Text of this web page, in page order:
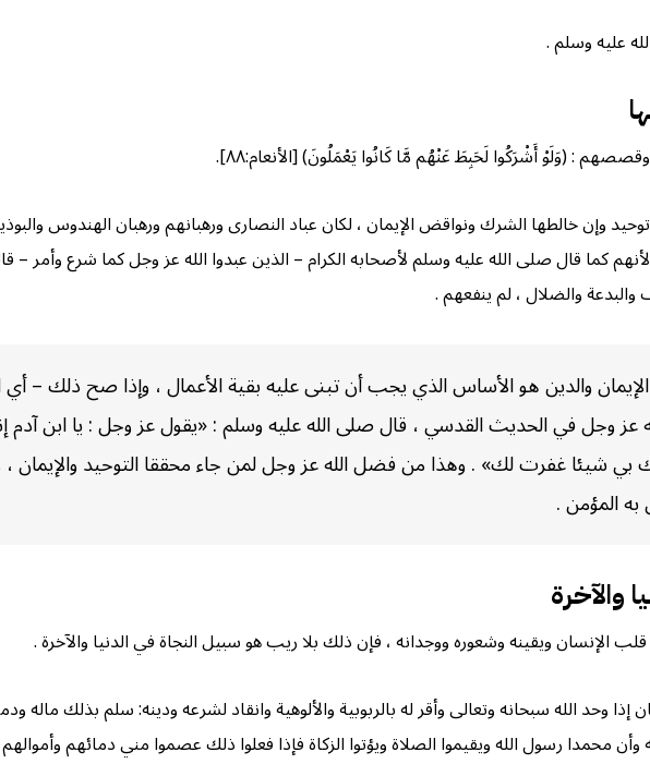
عليه وسلم .
: (وَلَوْ أَشْرَكُوا لَحَبِطَ عَنْهُم مَّا كَانُوا يَعْمَلُونَ) [الأنعام:٨٨].
وإن خالطها الشرك ونواقض الإيمان ، لكان عباد النصارى ورهبانهم ورهبان الهندوس
لأنهم كما قال صلى الله عليه وسلم لأصحابه الكرام – الذين عبدوا الله عز وجل كما شرع
والبدعة والضلال ، لم ينفعهم .
والدين هو الأساس الذي يجب أن تبنى عليه بقية الأعمال ، وإذا صح ذلك – أي
عز وجل في الحديث القدسي ، قال صلى الله عليه وسلم : «يقول عز وجل : يا ابن آدم
شيئا غفرت لك» . وهذا من فضل الله عز وجل لمن جاء محققا التوحيد والإيمان ،
المؤمن .
والآخرة
قلب الإنسان ويقينه وشعوره ووجدانه ، فإن ذلك بلا ريب هو سبيل النجاة في الدنيا والآخرة .
إذا وحد الله سبحانه وتعالى وأقر له بالربوبية والألوهية وانقاد لشرعه ودينه: سلم بذلك
وأن محمدا رسول الله ويقيموا الصلاة ويؤتوا الزكاة فإذا فعلوا ذلك عصموا مني دمائهم